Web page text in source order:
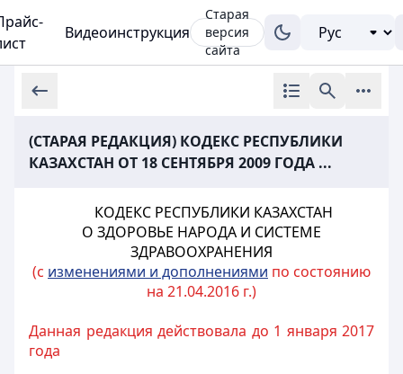
Видеоинструкция
Старая
версия
сайта
(СТАРАЯ РЕДАКЦИЯ) КОДЕКС РЕСПУБЛИКИ
КАЗАХСТАН ОТ 18 СЕНТЯБРЯ 2009 ГОДА ...
КОДЕКС РЕСПУБЛИКИ КАЗАХСТАН
О ЗДОРОВЬЕ НАРОДА И СИСТЕМЕ
ЗДРАВООХРАНЕНИЯ
(с изменениями и дополнениями по состоянию
на 21.04.2016 г.)
Данная редакция действовала до 1 января 2017
года